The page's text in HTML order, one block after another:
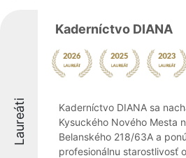
Laureáti
Kaderníctvo DIANA
Kaderníctvo DIANA sa
Kysuckého Nového Mesta
Belanského 218/63A a
profesionálnu starostlivosť